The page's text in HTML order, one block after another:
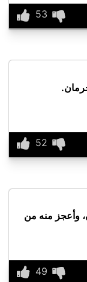
وأعجز منه من